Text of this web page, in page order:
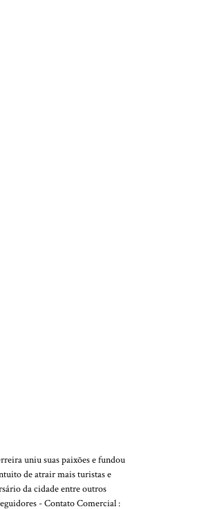
uniu suas paixões e fundou
de atrair mais turistas e
da cidade entre outros
- Contato Comercial :